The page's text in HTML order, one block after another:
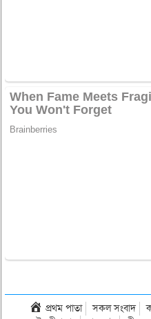
প্রথম পাতা সকল সংবাদ